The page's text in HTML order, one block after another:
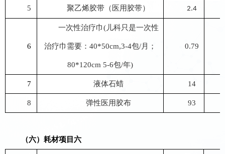
5 聚乙烯胶带（医用胶带） 2.4
6
一次性治疗巾(儿科只是一次性
治疗巾需要：40*50cm,3-4包/月；
80*120cm 5-6包/年)
0.79
7 液体石蜡 14
8 弹性医用胶布 93
（六） 耗材项目 六